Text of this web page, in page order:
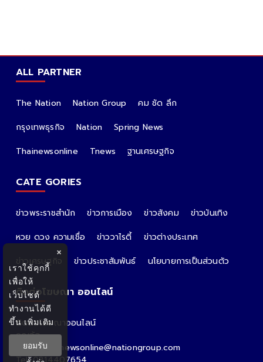
ALL PARTNER
The Nation Nation Group
คม ชัด ลึก
กรุงเทพธุรกิจ
Nation
Spring News
Thainewsonline
Tnews ฐานเศรษฐกิจ
CATE GORIES
ข่าวพระราชสำนัก ข่าวการเมือง ข่าวสังคม
ข่าวบันเทิง
หวย ดวง ความเชื่อ
ข่าววาไรตี้
ข่าวต่างประเทศ
ข่าวเศรษฐกิจ
ข่าวประชาสัมพันธ์ นโยบายการเป็นส่วนตัว
ติดต่อโฆษณา ออนไลน์
ติดต่อโฆษณาออนไลน์
คุณอ้อ
Email : thainewsonline@nationgroup.com
×
เราใช้คุกกี้
เพื่อให้
เว็บไซต์
ทำงานได้ดี
ขึ้นเพิ่มเติม
ยอมรับ